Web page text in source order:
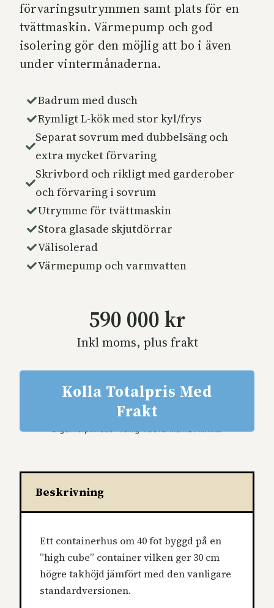
förvaringsutrymmen samt plats för en
tvättmaskin. Värmepump och god
isolering gör den möjlig att bo i även
under vintermånaderna.
Badrum med dusch
Rymligt L-kök med stor kyl/frys
Separat sovrum med dubbelsäng och
extra mycket förvaring
Skrivbord och rikligt med garderober
och förvaring i sovrum
Utrymme för tvättmaskin
Stora glasade skjutdörrar
Välisolerad
Värmepump och varmvatten
590 000 kr
Inkl moms, plus frakt
Ingen förpliktelse • Vanligtvis svar inom 24 timmar
Kolla Totalpris Med
Frakt
Beskrivning
Ett containerhus om 40 fot byggd på en
”high cube” container vilken ger 30 cm
högre takhöjd jämfört med den vanligare
standardversionen.